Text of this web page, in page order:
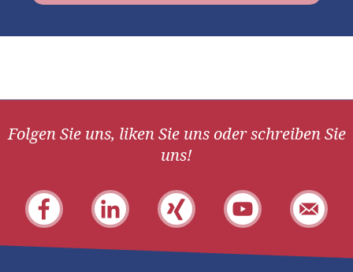
Folgen Sie uns, liken Sie uns oder schreiben Sie
uns!